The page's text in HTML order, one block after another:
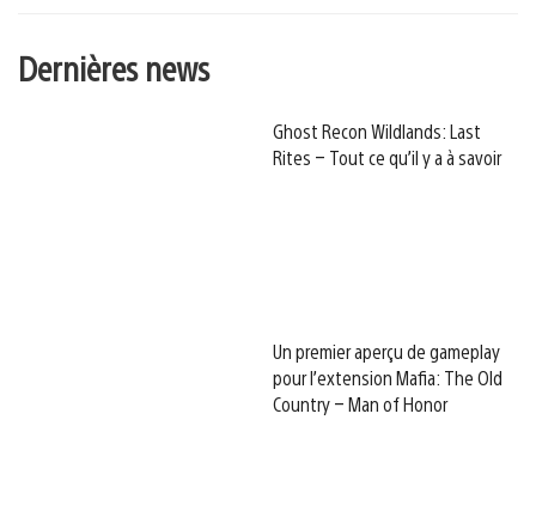
Dernières news
Ghost Recon Wildlands: Last
Rites – Tout ce qu’il y a à savoir
Un premier aperçu de gameplay
pour l’extension Mafia: The Old
Country – Man of Honor